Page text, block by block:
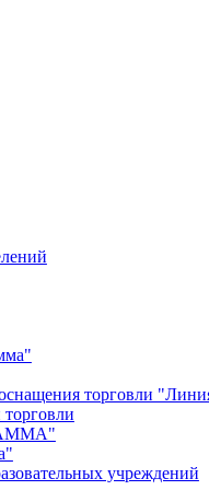
торговли
учреждений